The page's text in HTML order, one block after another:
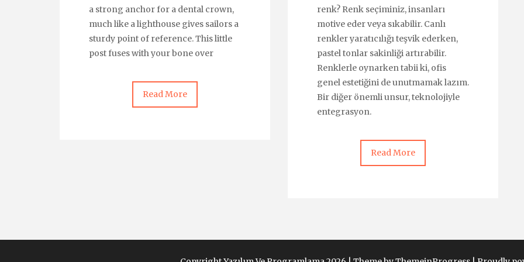
a strong anchor for a dental crown,
much like a lighthouse gives sailors a
sturdy point of reference. This little
post fuses with your bone over
Read More
renk? Renk seçiminiz, insanları
motive eder veya sıkabilir. Canlı
renkler yaratıcılığı teşvik ederken,
pastel tonlar sakinliği artırabilir.
Renklerle oynarken tabii ki, ofis
genel estetiğini de unutmamak lazım.
Bir diğer önemli unsur, teknolojiyle
entegrasyon.
Read More